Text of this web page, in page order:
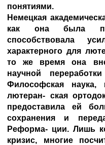
понятиями.
Немецкая
как она была
способствовала
характерного для
то же время она
научной
Философская наука,
лютеран- ская
предоставила ей
сохранения и
Реформа- ции. Лишь
кризис, многие